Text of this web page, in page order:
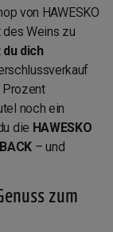
von HAWESKO
Weins zu
dich
Prozent
noch ein
die HAWESKO
– und
zum